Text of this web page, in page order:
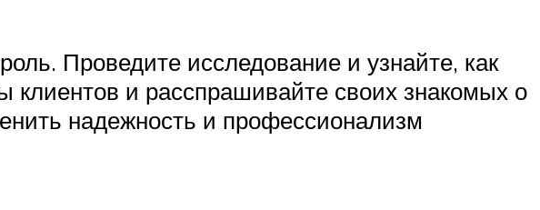
Проведите исследование и узнайте, как
клиентов и расспрашивайте своих знакомых о
надежность и профессионализм